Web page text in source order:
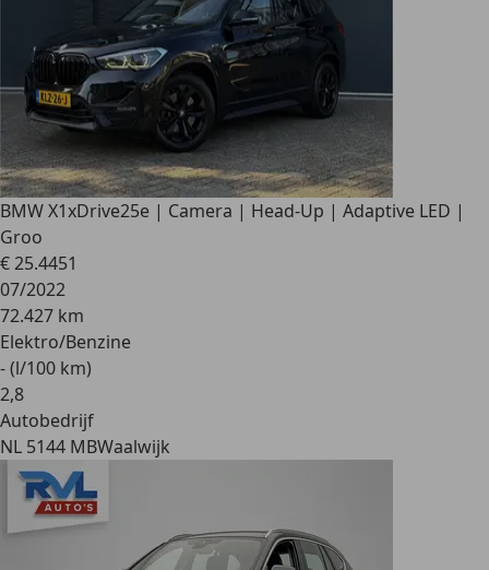
BMW X1xDrive25e | Camera | Head-Up | Adaptive LED |
Groo
€ 25.4451
07/2022
72.427 km
Elektro/Benzine
- (l/100 km)
2,8
Autobedrijf
NL 5144 MBWaalwijk